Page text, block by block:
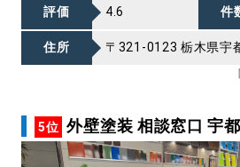
評価 4.6 件
住所 〒321-0123 栃木県宇
5位 外壁塗装 相談窓口 宇